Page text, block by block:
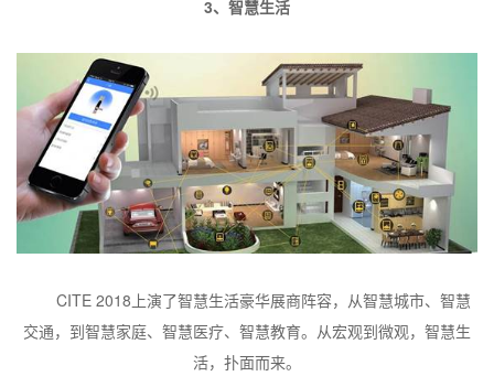
3、智慧生活
CITE 2018 上演了智慧生活豪华展商阵容，从智慧城市、智慧
交通，到智慧家庭、智慧医疗、智慧教育。从宏观到微观，智慧生
活，扑面而来。